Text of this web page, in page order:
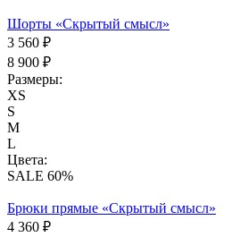
Шорты «Скрытый смысл»
3 560 ₽
8 900 ₽
Размеры:
XS
S
M
L
Цвета:
SALE 60%
Брюки прямые «Скрытый смысл»
4 360 ₽